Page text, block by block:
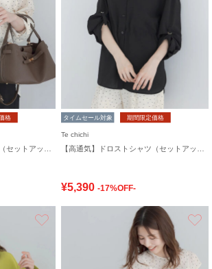
格 タイムセール対象 期間限定価格
Te chichi
¥5,390 -17%OFF-